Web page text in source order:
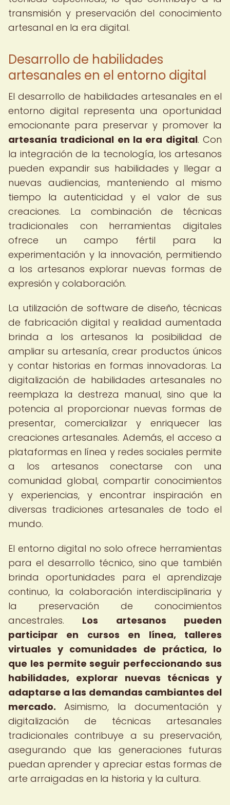
transmisión y preservación del conocimiento
artesanal en la era digital.
Desarrollo de habilidades
artesanales en el entorno digital
El desarrollo de habilidades artesanales en el
entorno digital representa una oportunidad
emocionante para preservar y promover la
artesanía tradicional en la era digital. Con
la integración de la tecnología, los artesanos
pueden expandir sus habilidades y llegar a
nuevas audiencias, manteniendo al mismo
tiempo la autenticidad y el valor de sus
creaciones. La combinación de técnicas
tradicionales con herramientas digitales
ofrece un campo fértil para la
experimentación y la innovación, permitiendo
a los artesanos explorar nuevas formas de
expresión y colaboración.
La utilización de software de diseño, técnicas
de fabricación digital y realidad aumentada
brinda a los artesanos la posibilidad de
ampliar su artesanía, crear productos únicos
y contar historias en formas innovadoras. La
digitalización de habilidades artesanales no
reemplaza la destreza manual, sino que la
potencia al proporcionar nuevas formas de
presentar, comercializar y enriquecer las
creaciones artesanales. Además, el acceso a
plataformas en línea y redes sociales permite
a los artesanos conectarse con una
comunidad global, compartir conocimientos
y experiencias, y encontrar inspiración en
diversas tradiciones artesanales de todo el
mundo.
El entorno digital no solo ofrece herramientas
para el desarrollo técnico, sino que también
brinda oportunidades para el aprendizaje
continuo, la colaboración interdisciplinaria y
la preservación de conocimientos
ancestrales. Los artesanos pueden
participar en cursos en línea, talleres
virtuales y comunidades de práctica, lo
que les permite seguir perfeccionando sus
habilidades, explorar nuevas técnicas y
adaptarse a las demandas cambiantes del
mercado. Asimismo, la documentación y
digitalización de técnicas artesanales
tradicionales contribuye a su preservación,
asegurando que las generaciones futuras
puedan aprender y apreciar estas formas de
arte arraigadas en la historia y la cultura.